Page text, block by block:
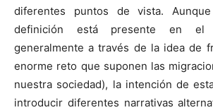
diferentes puntos de vista.
definición está presente en el
generalmente a través de la idea de
enorme reto que suponen las
nuestra sociedad), la intención de
introducir diferentes narrativas